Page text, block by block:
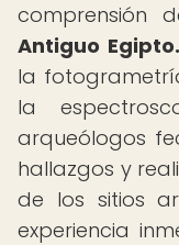
comprensión
Antiguo Egipto.
la
la
arqueólogos
hallazgos y
de los sitios
experiencia